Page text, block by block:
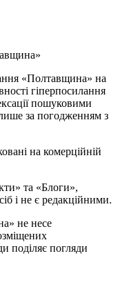
«Полтавщина» на
гіперпосилання
пошуковими
за погодженням з
на комерційній
та «Блоги»,
і не є редакційними.
не несе
поділяє погляди